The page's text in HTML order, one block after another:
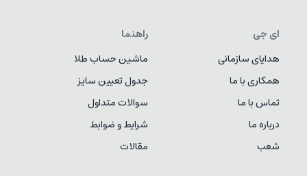
ای جی
هدایای سازمانی
همکاری با ما
تماس با ما
درباره ما
شعب
راهنما
ماشین حساب طلا
جدول تعیین سایز
سوالات متداول
شرایط و ضوابط
مقالات